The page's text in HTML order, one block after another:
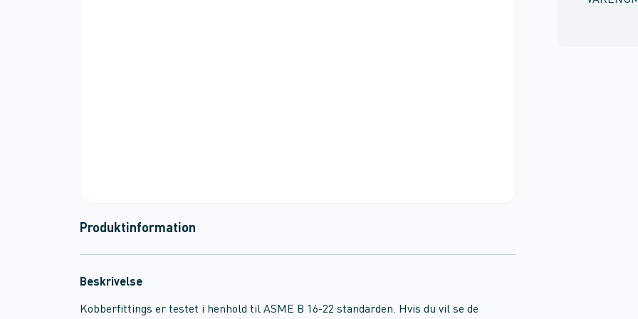
Produktinformation
Beskrivelse
Kobberfittings er testet i henhold til ASME B 16-22 standarden. Hvis du vil se de